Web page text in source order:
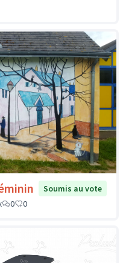
Soumis au vote
0 0